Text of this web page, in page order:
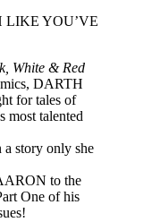
LIKE YOU’VE
White & Red
DARTH
for tales of
most talented
story only she
to the
One of his